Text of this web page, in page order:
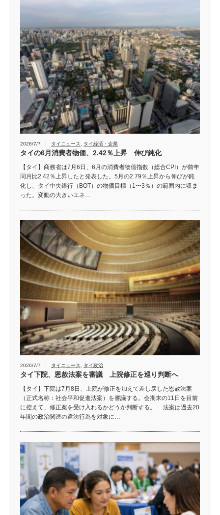
2026/7/7 タイニュース タイ経済・企業
タイの6月消費者物価、2.42％上昇 伸び鈍化
【タイ】商務省は7月6日、6月の消費者物価指数（総合CPI）が前年
同月比2.42％上昇したと発表した。5月の2.79％上昇から伸びが鈍
化し、タイ中央銀行（BOT）の物価目標（1〜3％）の範囲内に収ま
った。変動の大きいエネ…
2026/7/7 タイニュース タイ政治
タイ下院、恩赦法案を審議 上院修正を巡り判断へ
【タイ】下院は7月8日、上院が修正を加えて差し戻した恩赦法案
（正式名称：社会平和促進法案）を審議する。会期末の11日を目前
に控えて、修正案を受け入れるかどうか判断する。 法案は過去20
年間の政治関連の違法行為を対象に…